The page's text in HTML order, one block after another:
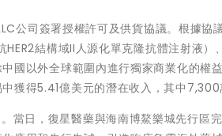
公司簽署授權許可及供貨協議。根據
結構域II人源化單克隆抗體注射液）
國以外全球範圍內進行獨家商業化的權
獲得5.41億美元的潛在收入，其中7,300
當日，復星醫藥與海南博鰲樂城先行區